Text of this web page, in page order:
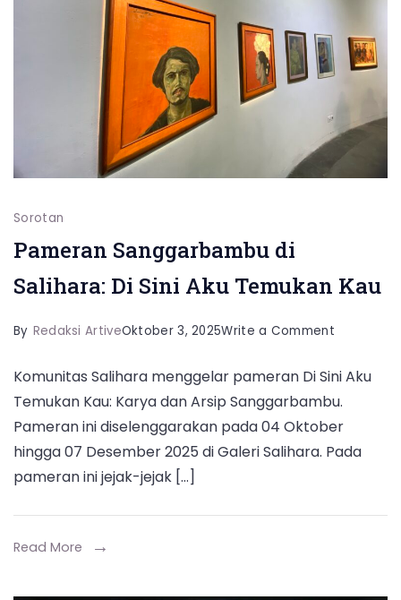
Sorotan
Pameran Sanggarbambu di
Salihara: Di Sini Aku Temukan Kau
By Redaksi ArtiveOktober 3, 2025Write a Commenton
di
Salihara:
Aku
Komunitas Salihara menggelar pameran Di Sini Aku
Temukan Kau: Karya dan Arsip Sanggarbambu.
Pameran ini diselenggarakan pada 04 Oktober
hingga 07 Desember 2025 di Galeri Salihara. Pada
pameran ini jejak-jejak […]
Read More